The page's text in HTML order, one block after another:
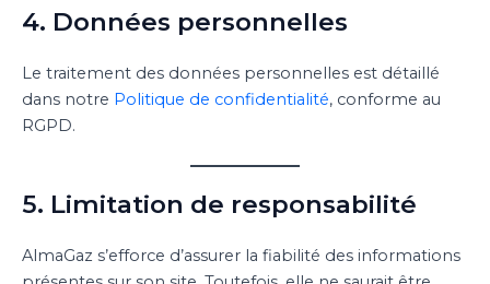
4. Données personnelles
Le traitement des données personnelles est détaillé
dans notre Politique de confidentialité, conforme au
RGPD.
5. Limitation de responsabilité
AlmaGaz s’efforce d’assurer la fiabilité des informations